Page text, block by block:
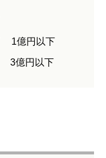
1億円以下
3億円以下